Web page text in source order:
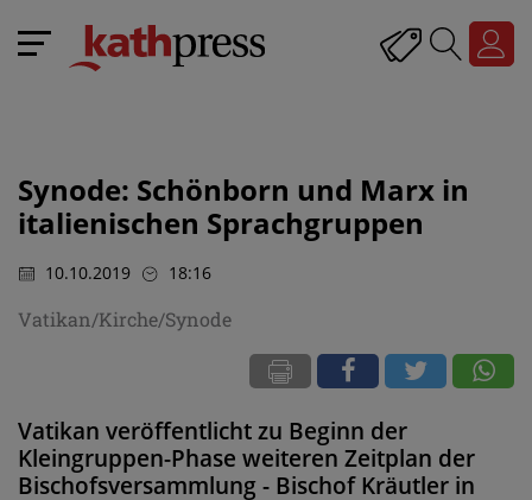
Synode: Schönborn und Marx in
italienischen Sprachgruppen
10.10.2019 18:16
Vatikan/Kirche/Synode
Vatikan veröffentlicht zu Beginn der
Kleingruppen-Phase weiteren Zeitplan der
Bischofsversammlung - Bischof Kräutler in